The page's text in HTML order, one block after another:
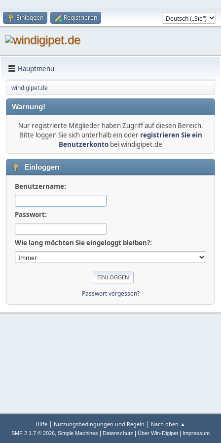
Einloggen Registrieren
Hauptmenü
windigipet.de
Warnung!
Nur registrierte Mitglieder haben Zugriff auf diesen Bereich.
Bitte loggen Sie sich unterhalb ein oder registrieren Sie ein
Benutzerkonto bei windigipet.de
Einloggen
Benutzername:
Passwort:
Wie lang möchten Sie eingeloggt bleiben?:
Passwort vergessen?
Hilfe | Nutzungsbedingungen und Regeln | Nach oben ▲
SMF 2.1.7 © 2026, Simple Machines Datenschutz Über Win-Digipet Impressum